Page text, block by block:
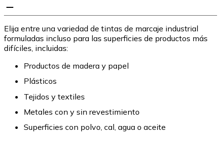
Elija entre una variedad de tintas de marcaje industrial
formuladas incluso para las superficies de productos más
difíciles, incluidas:
Productos de madera y papel
Plásticos
Tejidos y textiles
Metales con y sin revestimiento
Superficies con polvo, cal, agua o aceite